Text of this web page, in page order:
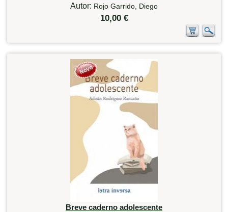
Autor: Rojo Garrido, Diego
10,00 €
Breve caderno adolescente